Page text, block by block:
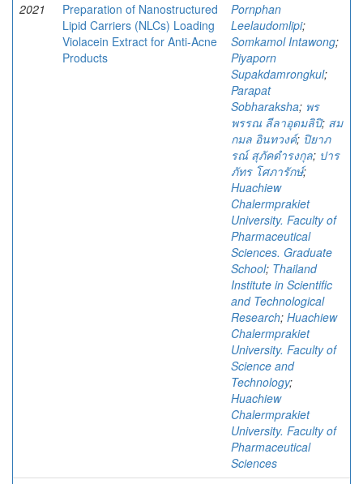
2021
Preparation of Nanostructured
Lipid Carriers (NLCs) Loading
Violacein Extract for Anti-Acne
Products
Pornphan
Leelaudomlipi;
Somkamol Intawong;
Piyaporn
Supakdamrongkul;
Parapat
Sobharaksha; พร
พรรณ ลีลาอุดมลิปิ; สม
กมล อินทวงค์; ปิยาภ
รณ์ สุภัคดำรงกุล; ปาร
ภัทร โศภารักษ์;
Huachiew
Chalermprakiet
University. Faculty of
Pharmaceutical
Sciences. Graduate
School; Thailand
Institute in Scientific
and Technological
Research; Huachiew
Chalermprakiet
University. Faculty of
Science and
Technology;
Huachiew
Chalermprakiet
University. Faculty of
Pharmaceutical
Sciences